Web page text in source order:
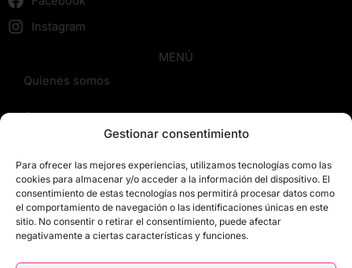
Gestionar consentimiento
Para ofrecer las mejores experiencias, utilizamos tecnologías como las
cookies para almacenar y/o acceder a la información del dispositivo. El
consentimiento de estas tecnologías nos permitirá procesar datos como
el comportamiento de navegación o las identificaciones únicas en este
sitio. No consentir o retirar el consentimiento, puede afectar
negativamente a ciertas características y funciones.
Instagram
MENÚ
Quienes somos
Cursos
Contacto
Reseñas
Mis cursos